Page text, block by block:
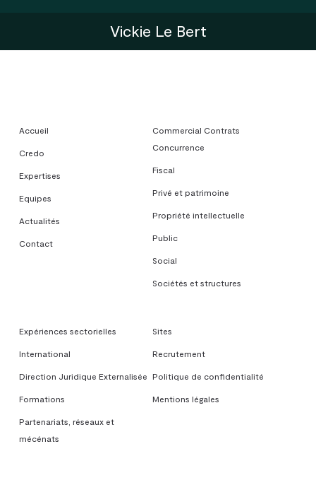
Vickie Le Bert
Accueil
Credo
Expertises
Equipes
Actualités
Contact
Commercial Contrats
Concurrence
Fiscal
Privé et patrimoine
Propriété intellectuelle
Public
Social
Sociétés et structures
Expériences sectorielles
International
Direction Juridique Externalisée
Formations
Partenariats, réseaux et
mécénats
Sites
Recrutement
Politique de confidentialité
Mentions légales